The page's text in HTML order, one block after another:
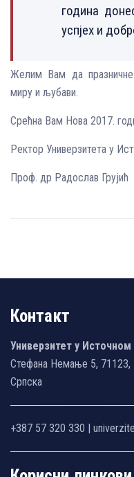
година
успјех и
Желим Вам да
миру и љубави.
Срећна Вам Нова 2017.
Ректор Универзитета у
Проф. др Радослав Грујић
Контакт
Универзитет у Источном
Стефана Немање 5, 71123,
Српска
+387 57 320 330 |